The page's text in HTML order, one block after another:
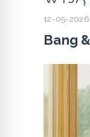
12-05-2026
Bang